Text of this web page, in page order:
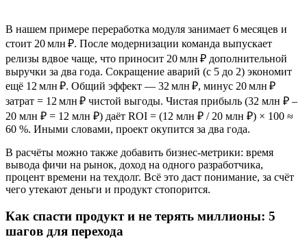
В нашем примере переработка модуля занимает 6 месяцев и
стоит 20 млн ₽. После модернизации команда выпускает
релизы вдвое чаще, что приносит 20 млн ₽ дополнительной
выручки за два года. Сокращение аварий (с 5 до 2) экономит
ещё 12 млн ₽. Общий эффект — 32 млн ₽, минус 20 млн ₽
затрат = 12 млн ₽ чистой выгоды. Чистая прибыль (32 млн ₽ –
20 млн ₽ = 12 млн ₽) даёт ROI = (12 млн ₽ / 20 млн ₽) × 100 ≈
60 %. Иными словами, проект окупится за два года.
В расчёты можно также добавить бизнес-метрики: время
вывода фичи на рынок, доход на одного разработчика,
процент времени на техдолг. Всё это даст понимание, за счёт
чего утекают деньги и продукт стопорится.
Как спасти продукт и не терять миллионы: 5
шагов для перехода